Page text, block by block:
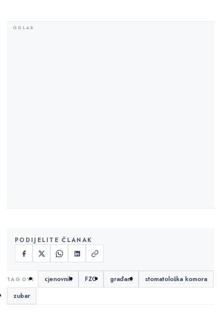
PODIJELITE ČLANAK
cjenovnik FZO građani
stomatološka komora
zubar